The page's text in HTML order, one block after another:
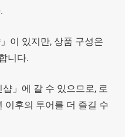
이 있지만, 상품 구성은
니다.
」에 갈 수 있으므로, 로
이후의 투어를 더 즐길 수